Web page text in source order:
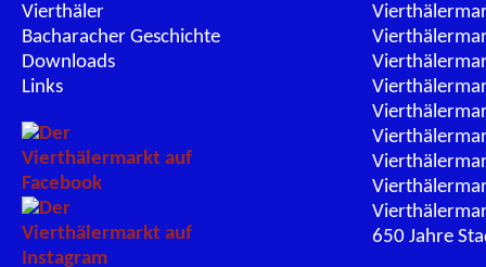
Vierthäler
Bacharacher Geschichte
Downloads
Links
650 Jahre